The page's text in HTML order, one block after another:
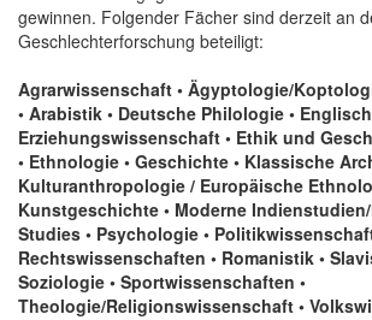
gewinnen. Folgender Fächer sind derzeit an
Geschlechterforschung beteiligt:
Agrarwissenschaft • Ägyptologie/
• Arabistik • Deutsche Philologie •
Erziehungswissenschaft • Ethik und
• Ethnologie • Geschichte • Klassische
Kulturanthropologie / Europäische
Kunstgeschichte • Moderne
Studies • Psychologie •
Rechtswissenschaften • Romanistik •
Soziologie • Sportwissenschaften •
Theologie/Religionswissenschaft •